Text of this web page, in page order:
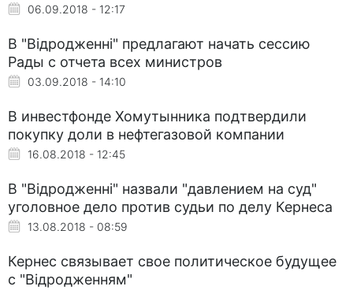
06.09.2018 - 12:17
В "Відродженні" предлагают начать сессию
Рады с отчета всех министров
03.09.2018 - 14:10
В инвестфонде Хомутынника подтвердили
покупку доли в нефтегазовой компании
16.08.2018 - 12:45
В "Відродженні" назвали "давлением на суд"
уголовное дело против судьи по делу Кернеса
13.08.2018 - 08:59
Кернес связывает свое политическое будущее
с "Відродженням"